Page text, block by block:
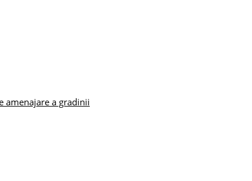
amenajare a gradinii